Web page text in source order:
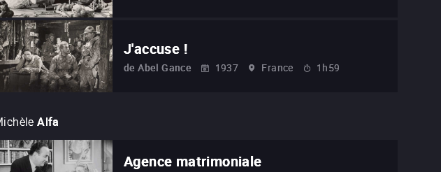
J'accuse !
de Abel Gance 1937 France 1h59
Alfa
Agence matrimoniale